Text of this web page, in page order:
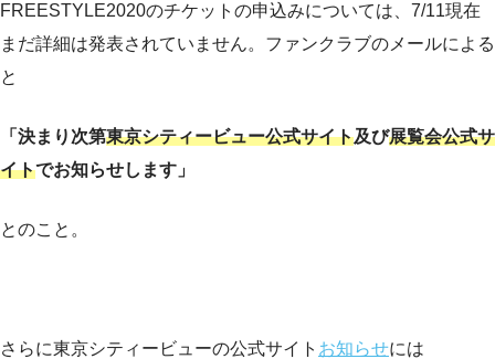
FREESTYLE2020のチケットの申込みについては、7/11現在
まだ詳細は発表されていません。ファンクラブのメールによる
と
「決まり次第東京シティービュー公式サイト及び展覧会公式サ
イトでお知らせします」
とのこと。
さらに東京シティービューの公式サイト お知らせには